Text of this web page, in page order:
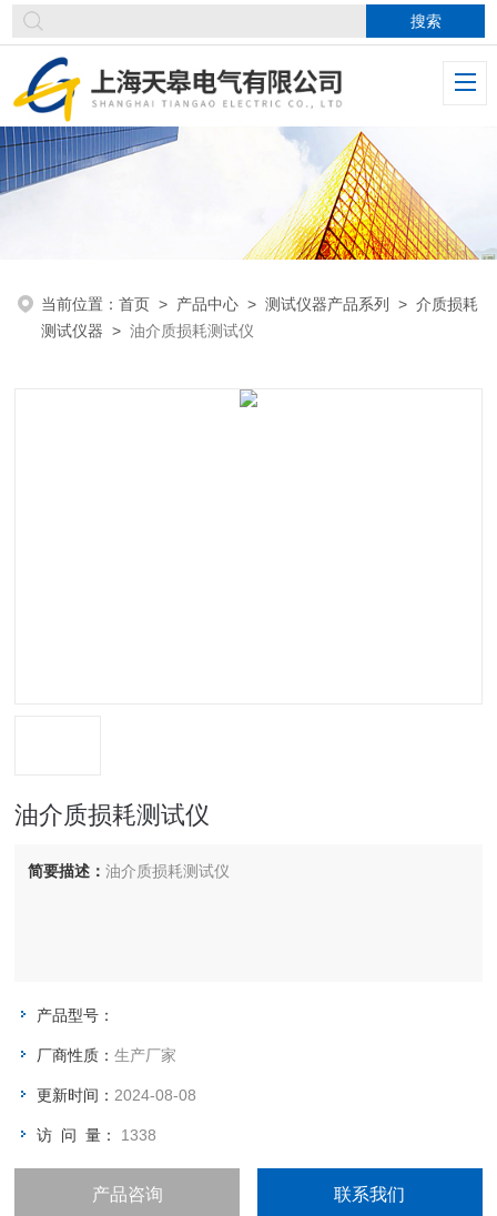
当前位置：首页 > 产品中心 >测试仪器产品系列 >介质损耗
测试仪器 >油介质损耗测试仪
油介质损耗测试仪
简要描述：油介质损耗测试仪
产品型号：
厂商性质：生产厂家
更新时间： 2024-08-08
访 问 量： 1338
产品咨询 联系我们